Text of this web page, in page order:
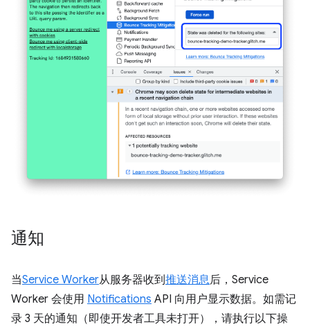
通知
当Service Worker从服务器收到推送消息后，Service
Worker 会使用 Notifications API 向用户显示数据。如需记
录 3 天的通知（即使开发者工具未打开），请执行以下操